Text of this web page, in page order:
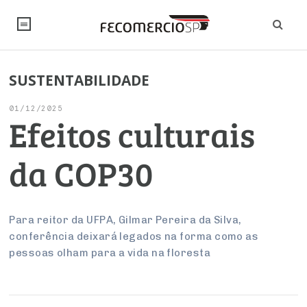
Editorial
Artigos
Institucional
Economia
Pesquisas
Internacional
Legislação
Empresas
Varejo
Sustentabilidade
SINDICATOS
PESQUISAS
FALE CONOSCO
Sobre
CONSELHOS
SUSTENTABILIDADE
01/12/2025
Efeitos culturais
da COP30
Para reitor da UFPA, Gilmar Pereira da Silva,
conferência deixará legados na forma como as
pessoas olham para a vida na floresta